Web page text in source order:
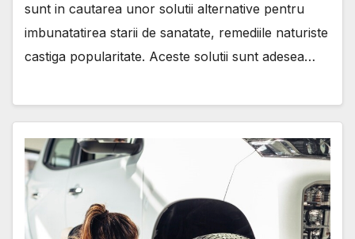
sunt in cautarea unor solutii alternative pentru
imbunatatirea starii de sanatate, remediile naturiste
castiga popularitate. Aceste solutii sunt adesea…